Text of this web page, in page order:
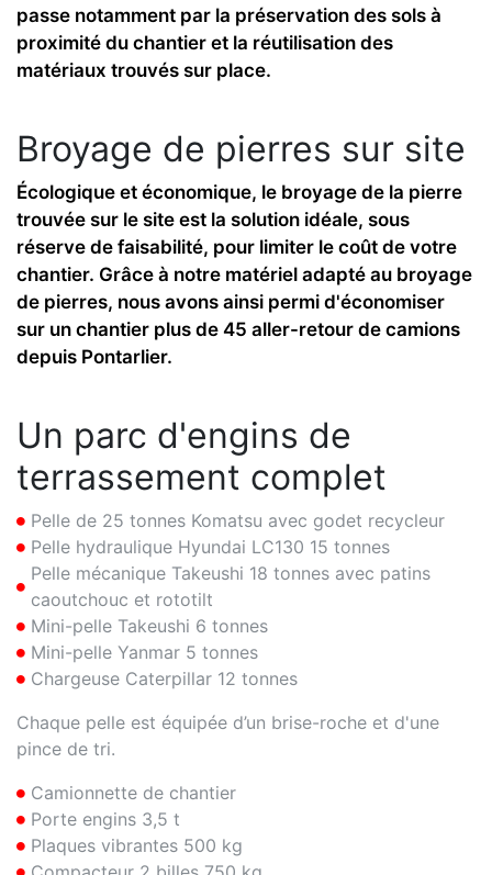
passe notamment par la préservation des sols à
proximité du chantier et la réutilisation des
matériaux trouvés sur place.
Broyage de pierres sur site
Écologique et économique, le broyage de la pierre
trouvée sur le site est la solution idéale, sous
réserve de faisabilité, pour limiter le coût de votre
chantier. Grâce à notre matériel adapté au broyage
de pierres, nous avons ainsi permi d'économiser
sur un chantier plus de 45 aller-retour de camions
depuis Pontarlier.
Un parc d'engins de
terrassement complet
Pelle de 25 tonnes Komatsu avec godet recycleur
Pelle hydraulique Hyundai LC130 15 tonnes
Pelle mécanique Takeushi 18 tonnes avec patins
caoutchouc et rototilt
Mini-pelle Takeushi 6 tonnes
Mini-pelle Yanmar 5 tonnes
Chargeuse Caterpillar 12 tonnes
Chaque pelle est équipée d’un brise-roche et d'une
pince de tri.
Camionnette de chantier
Porte engins 3,5 t
Plaques vibrantes 500 kg